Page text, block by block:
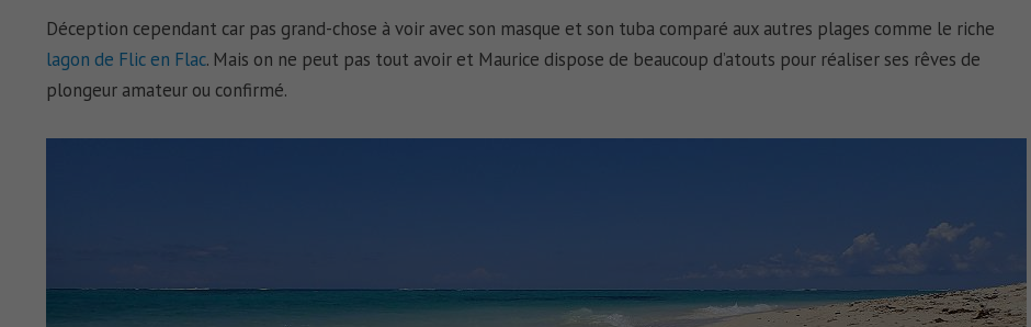
Déception cependant car pas grand-chose à voir avec son masque et son tuba comparé aux autres plages comme le riche
lagon de Flic en Flac. Mais on ne peut pas tout avoir et Maurice dispose de beaucoup d’atouts pour réaliser ses rêves de
plongeur amateur ou confirmé.